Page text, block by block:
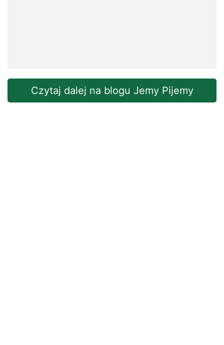
Czytaj dalej na blogu Jemy Pijemy